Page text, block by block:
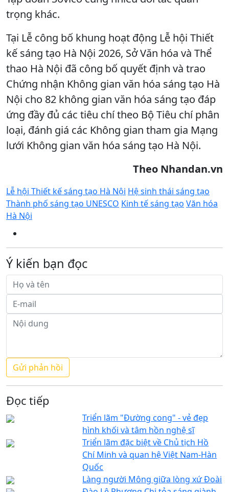
trọng khác.
Tại Lễ công bố khung hoạt động Lễ hội Thiết
kế sáng tạo Hà Nội 2026, Sở Văn hóa và Thể
thao Hà Nội đã công bố quyết định và trao
Chứng nhận Không gian văn hóa sáng tạo Hà
Nội cho 82 không gian văn hóa sáng tạo đáp
ứng đầy đủ các tiêu chí theo Bộ Tiêu chí phân
loại, đánh giá các Không gian tham gia Mạng
lưới Không gian văn hóa sáng tạo Hà Nội.
Theo Nhandan.vn
Lễ hội Thiết kế sáng tạo Hà Nội Hệ sinh thái sáng tạo
Thành phố sáng tạo UNESCO Kinh tế sáng tạo Văn hóa
Hà Nội
Ý kiến bạn đọc
Đọc tiếp
Triển lãm "Đường cong" - vẻ đẹp
hình khối và tâm hồn nghệ sĩ
Triển lãm đặc biệt về Chủ tịch Hồ
Chí Minh và quan hệ Việt Nam-Hàn
Quốc
Làng người Mông giữa lòng xứ Đoài